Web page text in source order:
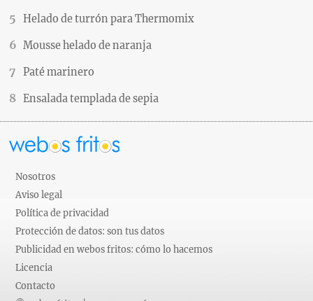
Helado de turrón para Thermomix
Mousse helado de naranja
Paté marinero
Ensalada templada de sepia
Nosotros
Aviso legal
Política de privacidad
Protección de datos: son tus datos
Publicidad en webos fritos: cómo lo hacemos
Licencia
Contacto